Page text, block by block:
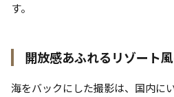
す。
開放感あふれるリゾート
海をバックにした撮影は、国内に